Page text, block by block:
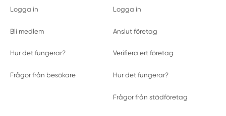
Logga in
Bli medlem
Hur det fungerar?
Frågor från besökare
Logga in
Anslut företag
Verifiera ert företag
Hur det fungerar?
Frågor från städföretag